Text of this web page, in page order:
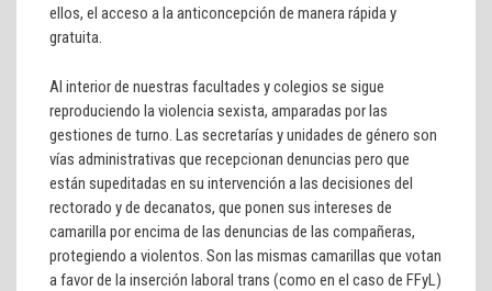
ellos, el acceso a la anticoncepción de manera rápida y
gratuita.
Al interior de nuestras facultades y colegios se sigue
reproduciendo la violencia sexista, amparadas por las
gestiones de turno. Las secretarías y unidades de género son
vías administrativas que recepcionan denuncias pero que
están supeditadas en su intervención a las decisiones del
rectorado y de decanatos, que ponen sus intereses de
camarilla por encima de las denuncias de las compañeras,
protegiendo a violentos. Son las mismas camarillas que votan
a favor de la inserción laboral trans (como en el caso de FFyL)